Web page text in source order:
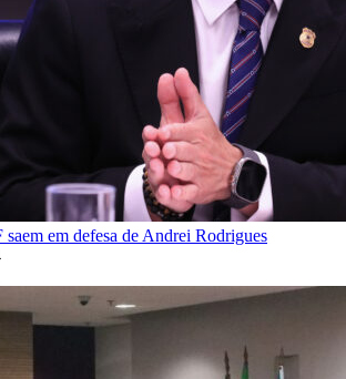
saem em defesa de Andrei Rodrigues